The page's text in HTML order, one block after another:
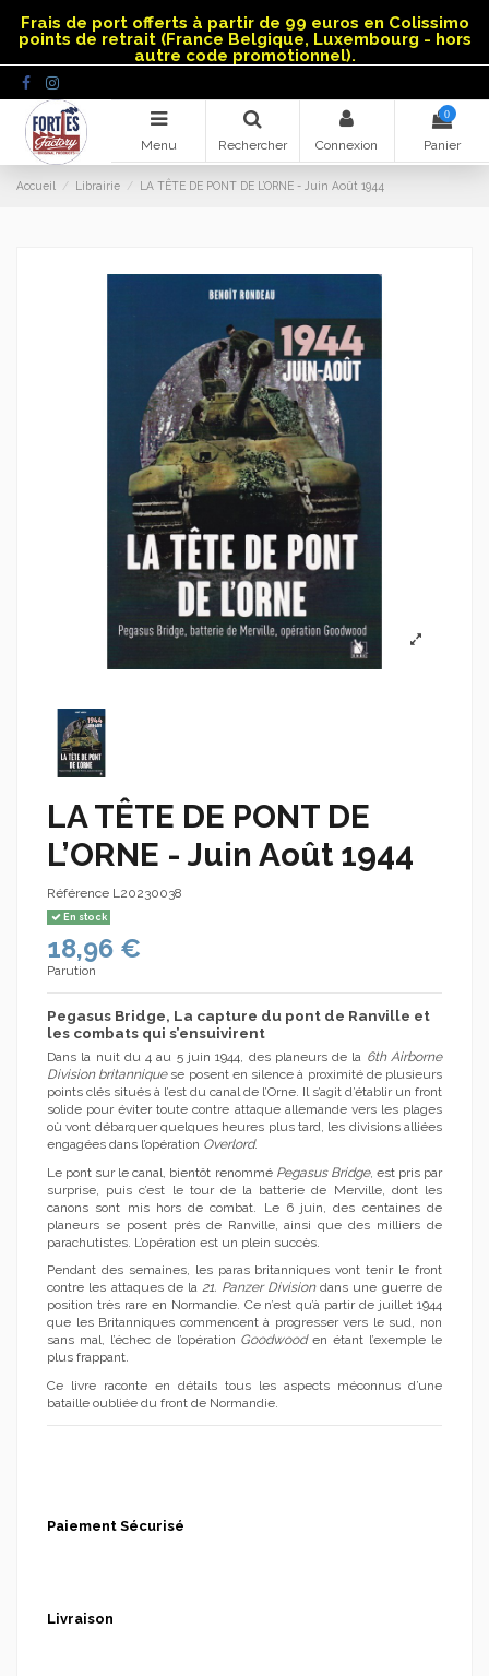
Frais de port offerts à partir de 99 euros en Colissimo
points de retrait (France Belgique, Luxembourg - hors
autre code promotionnel).
Menu Rechercher Connexion
0
Panier
Accueil Librairie LA TÊTE DE PONT DE L’ORNE - Juin Août 1944
LA TÊTE DE PONT DE
L’ORNE - Juin Août 1944
Référence L20230038
En stock
18,96 €
Parution
Pegasus Bridge, La capture du pont de Ranville et
les combats qui s’ensuivirent
Dans la nuit du 4 au 5 juin 1944, des planeurs de la 6th Airborne
Division britanniquese posent en silence à proximité de plusieurs
points clés situés à l’est du canal de l’Orne. Il s’agit d’établir un front
solide pour éviter toute contre attaque allemande vers les plages
où vont débarquer quelques heures plus tard, les divisions alliées
engagées dans l’opération Overlord.
Le pont sur le canal, bientôt renommé Pegasus Bridge, est pris par
surprise, puis c’est le tour de la batterie de Merville, dont les
canons sont mis hors de combat. Le 6 juin, des centaines de
planeurs se posent près de Ranville, ainsi que des milliers de
parachutistes. L’opération est un plein succès.
Pendant des semaines, les paras britanniques vont tenir le front
contre les attaques de la21. Panzer Divisiondans une guerre de
position très rare en Normandie. Ce n’est qu’à partir de juillet 1944
que les Britanniques commencent à progresser vers le sud, non
sans mal, l’échec de l’opération Goodwooden étant l’exemple le
plus frappant.
Ce livre raconte en détails tous les aspects méconnus d’une
bataille oubliée du front de Normandie.
Paiement Sécurisé
Livraison